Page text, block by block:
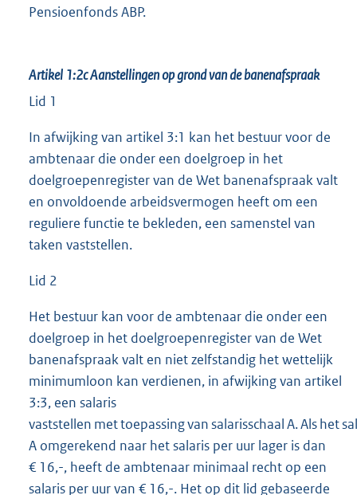
Pensioenfonds ABP.
Artikel 1:2cAanstellingen op grond van de banenafspraak
Lid 1
In afwijking van artikel 3:1 kan het bestuur voor de
ambtenaar die onder een doelgroep in het
doelgroepenregister van de Wet banenafspraak valt
en onvoldoende arbeidsvermogen heeft om een
reguliere functie te bekleden, een samenstel van
taken vaststellen.
Lid 2
Het bestuur kan voor de ambtenaar die onder een
doelgroep in het doelgroepenregister van de Wet
banenafspraak valt en niet zelfstandig het wettelijk
minimumloon kan verdienen, in afwijking van artikel
3:3, een salaris
vaststellen met toepassing van salarisschaal A. Als het
A omgerekend naar het salaris per uur lager is dan
€ 16,-, heeft de ambtenaar minimaal recht op een
salaris per uur van € 16,-. Het op dit lid gebaseerde